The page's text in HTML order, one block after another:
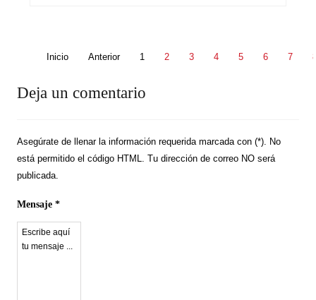
Inicio Anterior 1 2 3 4 5 6 7
Deja un comentario
Asegúrate de llenar la información requerida marcada con (*). No
está permitido el código HTML. Tu dirección de correo NO será
publicada.
Mensaje *